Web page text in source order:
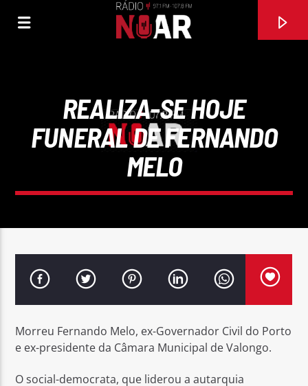
MULHER MANDONA
REALIZA-SE HOJE
FUNERAL DE FERNANDO
MELO
Morreu Fernando Melo, ex-Governador Civil do Porto
e ex-presidente da Câmara Municipal de Valongo.
O social-democrata, que liderou a autarquia